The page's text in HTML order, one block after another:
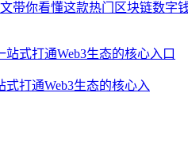
带你看懂这款热门区块链数字
打通Web3生态的核心入